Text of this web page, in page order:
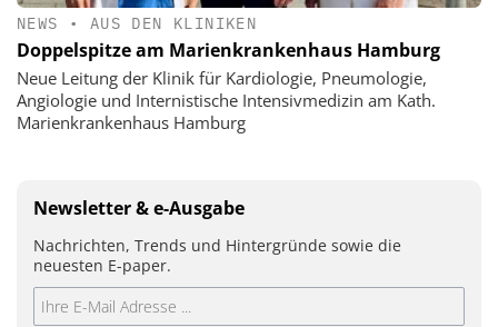
NEWS • AUS DEN KLINIKEN
Doppelspitze am Marienkrankenhaus Hamburg
Neue Leitung der Klinik für Kardiologie, Pneumologie,
Angiologie und Internistische Intensivmedizin am Kath.
Marienkrankenhaus Hamburg
Newsletter & e-Ausgabe
Nachrichten, Trends und Hintergründe sowie die
neuesten E-paper.